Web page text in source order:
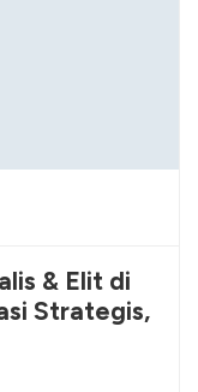
& Elit di
Strategis,